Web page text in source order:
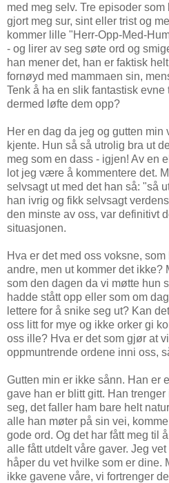
med meg selv. Tre episoder
gjort meg sur, sint eller trist og
kommer lille "Herr-Opp-Med-
- og lirer av seg søte ord og
han mener det, han er faktisk
fornøyd med mammaen sin,
Tenk å ha en slik fantastisk
dermed løfte dem opp?
Her en dag da jeg og gutten min
kjente. Hun så så utrolig bra ut
meg som en dass - igjen! Av en
lot jeg være å kommentere det.
selvsagt ut med det han så: "så
han ivrig og fikk selvsagt
den minste av oss, var definitivt
situasjonen.
Hva er det med oss voksne,
andre, men ut kommer det ikke?
som den dagen da vi møtte hun
hadde stått opp eller som om
lettere for å snike seg ut? Kan
oss litt for mye og ikke orker gi
oss ille? Hva er det som gjør at
oppmuntrende ordene inni oss,
Gutten min er ikke sånn. Han er
gave han er blitt gitt. Han
seg, det faller ham bare helt
alle han møter på sin vei,
gode ord. Og det har fått meg til
alle fått utdelt våre gaver. Jeg
håper du vet hvilke som er dine.
ikke gavene våre, vi fortrenger